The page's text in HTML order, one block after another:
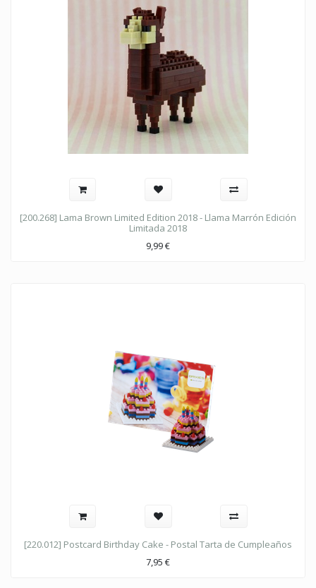
[200.268] Lama Brown Limited Edition 2018 - Llama Marrón Edición
Limitada 2018
9,99€
[220.012] Postcard Birthday Cake - Postal Tarta de Cumpleaños
7,95 €